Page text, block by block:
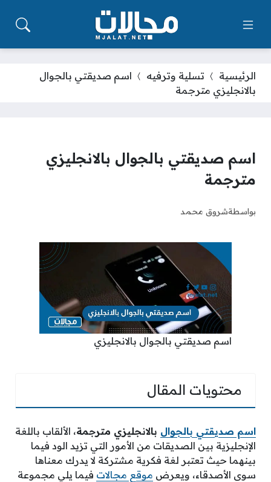
الرئيسية تسلية وترفيه
اسم صديقتي بالجوال
بالانجليزي مترجمة
اسم صديقتي بالجوال بالانجليزي
مترجمة
بواسطةشروق محمد
اسم صديقتي بالجوال بالانجليزي
محتويات المقال
اسم صديقتي بالجوال بالانجليزي مترجمة، الألقاب باللغة
الإنجليزية بين الصديقات من الأمور التي تزيد الود فيما
بينهما حيث تعتبر لغة فكرية مشتركة لا يدرك معناها
سوى الأصدقاء، ويعرض موقع مجالات فيما يلي مجموعة